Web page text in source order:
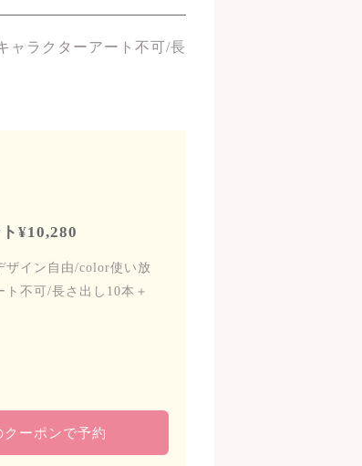
ャラクターアート不可/長
¥10,280
ザイン自由/color使い放
不可/長さ出し10本＋
ーポンで予約